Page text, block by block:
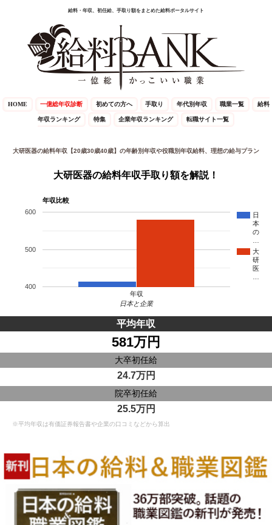
給料・年収、初任給、手取り額をまとめた給料ポータルサイト
HOME 一億総年収診断 初めての方へ 手取り 年代別年収 職業一覧 給料
年収ランキング 特集 企業年収ランキング 転職サイト一覧
大研医器の給料年収【20歳30歳40歳】の年齢別年収や役職別年収給料、理想の給与プラン
大研医器の給料年収手取り額を解説！
年収比較
日
本
の
大
研
医
年収
400
500
600
日本と企業
平均年収
581万円
大卒初任給
24.7万円
院卒初任給
25.5万円
※平均年収は有価証券報告書や企業の口コミなどから算出